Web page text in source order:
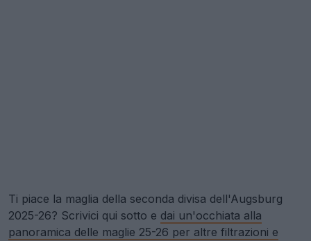
Ti piace la maglia della seconda divisa dell'Augsburg
2025-26? Scrivici qui sotto e dai un'occhiata alla
panoramica delle maglie 25-26 per altre filtrazioni e